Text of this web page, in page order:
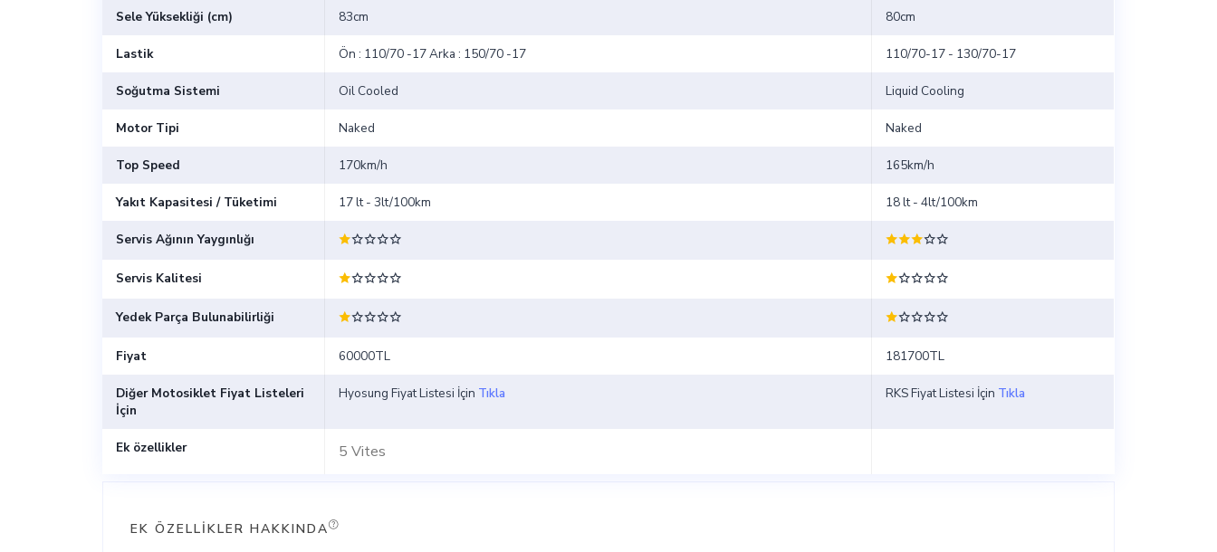
Sele Yüksekliği (cm) 83cm 80cm
Lastik Ön : 110/70 -17 Arka : 150/70 -17 110/70-17 - 130/70-17
Soğutma Sistemi Oil Cooled Liquid Cooling
Motor Tipi Naked Naked
Top Speed 170km/h 165km/h
Yakıt Kapasitesi / Tüketimi 17 lt - 3lt/100km 18 lt - 4lt/100km
Servis Ağının Yaygınlığı
Servis Kalitesi
Yedek Parça Bulunabilirliği
Fiyat 60000TL 181700TL
Diğer Motosiklet Fiyat Listeleri
İçin
Hyosung Fiyat Listesi İçin Tıkla RKS Fiyat Listesi İçin Tıkla
Ek özellikler 5 Vites
EK ÖZELLIKLER HAKKINDA